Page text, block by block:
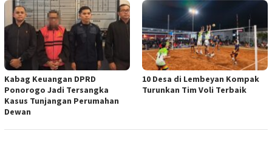
Kabag Keuangan DPRD
Ponorogo Jadi Tersangka
Kasus Tunjangan Perumahan
Dewan
10 Desa di Lembeyan Kompak
Turunkan Tim Voli Terbaik